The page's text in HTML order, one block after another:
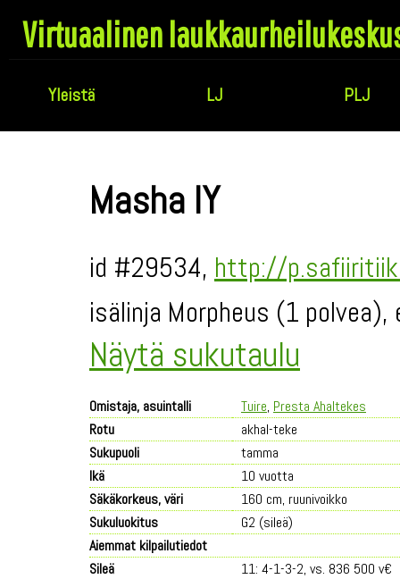
Virtuaalinen
Yleistä LJ PLJ
Masha IY
id #29534, http://
isälinja Morpheus (1
Näytä sukutaulu
Omistaja, asuintalli Tuire, Presta Ahaltekes
Rotu
akhal-teke
Sukupuoli
tamma
Ikä
10 vuotta
Säkäkorkeus, väri
160 cm, ruunivoikko
Sukuluokitus
G2 (sileä)
Aiemmat kilpailutiedot
Sileä
11: 4-1-3-2, vs. 836 500 v€